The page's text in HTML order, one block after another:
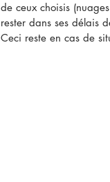
de ceux choisis
rester dans ses délais
Ceci reste en cas de